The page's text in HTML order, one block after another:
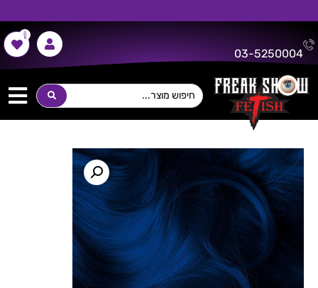
משלוח חינם על כל רכישה מעל 300 ש"ח!
03-5250004
0